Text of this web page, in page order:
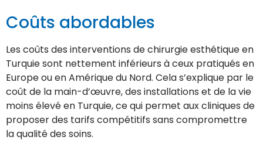
Coûts abordables
Les coûts des interventions de chirurgie esthétique en
Turquie sont nettement inférieurs à ceux pratiqués en
Europe ou en Amérique du Nord. Cela s’explique par le
coût de la main-d’œuvre, des installations et de la vie
moins élevé en Turquie, ce qui permet aux cliniques de
proposer des tarifs compétitifs sans compromettre
la qualité des soins.